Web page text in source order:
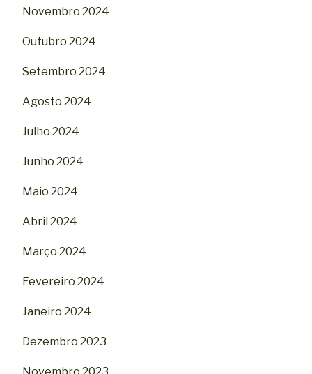
Novembro 2024
Outubro 2024
Setembro 2024
Agosto 2024
Julho 2024
Junho 2024
Maio 2024
Abril 2024
Março 2024
Fevereiro 2024
Janeiro 2024
Dezembro 2023